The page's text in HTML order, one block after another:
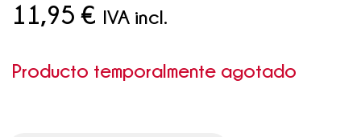
11,95€ IVA incl.
Producto temporalmente agotado